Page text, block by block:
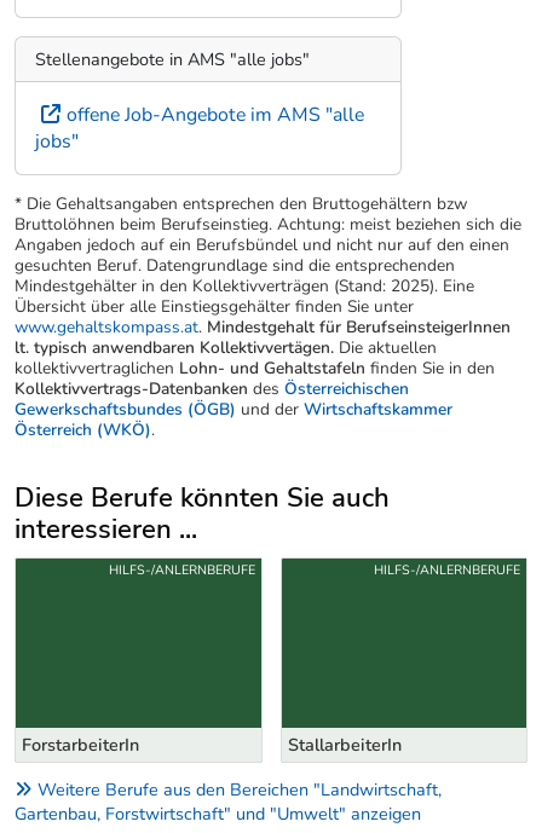
Stellenangebote in AMS "alle jobs"
offene Job-Angebote im AMS "alle
jobs"
* Die Gehaltsangaben entsprechen den Bruttogehältern bzw
Bruttolöhnen beim Berufseinstieg. Achtung: meist beziehen sich die
Angaben jedoch auf ein Berufsbündel und nicht nur auf den einen
gesuchten Beruf. Datengrundlage sind die entsprechenden
Mindestgehälter in den Kollektivverträgen (Stand: 2025). Eine
Übersicht über alle Einstiegsgehälter finden Sie unter
www.gehaltskompass.at. Mindestgehalt für BerufseinsteigerInnen
lt. typisch anwendbaren Kollektivvertägen. Die aktuellen
kollektivvertraglichen Lohn- und Gehaltstafeln finden Sie in den
Kollektivvertrags-Datenbanken des Österreichischen
Gewerkschaftsbundes (ÖGB) und der Wirtschaftskammer
Österreich (WKÖ).
Diese Berufe könnten Sie auch
interessieren ...
Uber weitere Berufsvorschläge
ForstarbeiterIn
HILFS-/ANLERNBERUFE
StallarbeiterIn
HILFS-/ANLERNBERUFE
Weitere Berufe aus den Bereichen "Landwirtschaft,
Gartenbau, Forstwirtschaft" und "Umwelt" anzeigen